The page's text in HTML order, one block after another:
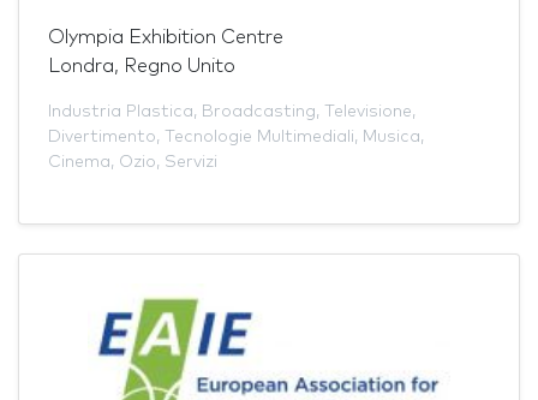
Olympia Exhibition Centre
Londra, Regno Unito
Industria Plastica, Broadcasting, Televisione,
Divertimento, Tecnologie Multimediali, Musica,
Cinema, Ozio, Servizi